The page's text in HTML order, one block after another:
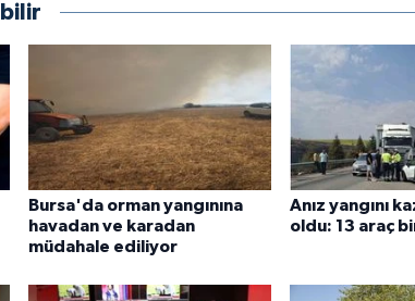
Bursa'da orman yangınına
havadan ve karadan
müdahale ediliyor
Anız yangını
oldu: 13 araç